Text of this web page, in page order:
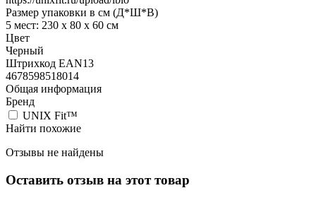
Размер упаковки в см (Д*Ш*В)
5 мест: 230 х 80 х 60 см
Цвет
Черный
Штрихкод EAN13
4678598518014
Общая информация
Бренд
UNIX Fit™
Найти похожие
Отзывы не найдены
Оставить отзыв на этот товар